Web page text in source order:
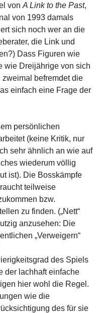
von A Link to the Past,
von 1993 damals
sich noch wer an die
die Link und
Dass Figuren wie
wie Dreijährige von sich
befremdet die
einfach eine Frage der
persönlichen
(keine Kritik, nur
sehr ähnlich an wie auf
wiederum völlig
ist). Die Bosskämpfe
teilweise
bzw.
zu finden. („Nett“
anzusehen: Die
„Verweigern“
des Spiels
der lachhaft einfache
hier wohl die Regel.
wie die
des für sie